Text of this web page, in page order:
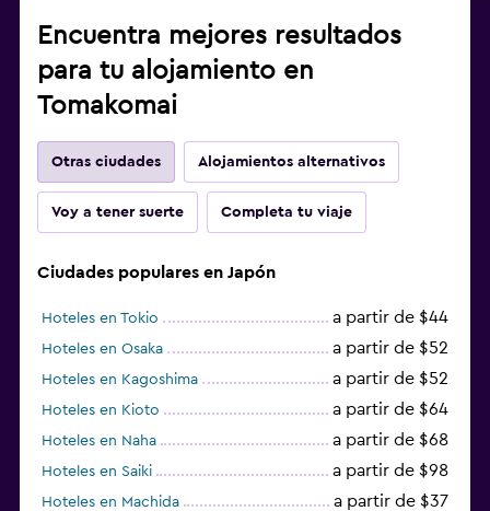
Encuentra mejores resultados
para tu alojamiento en
Tomakomai
Otras ciudades Alojamientos alternativos
Voy a tener suerte Completa tu viaje
Ciudades populares en Japón
Hoteles en Tokio a partir de $44
Hoteles en Osaka a partir de $52
Hoteles en Kagoshima a partir de $52
Hoteles en Kioto a partir de $64
Hoteles en Naha a partir de $68
Hoteles en Saiki a partir de $98
Hoteles en Machida a partir de $37